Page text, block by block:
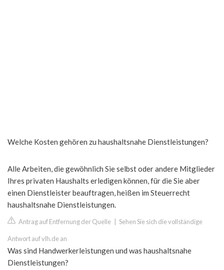
Welche Kosten gehören zu haushaltsnahe Dienstleistungen?
Alle Arbeiten, die gewöhnlich Sie selbst oder andere Mitglieder
Ihres privaten Haushalts erledigen können, für die Sie aber
einen Dienstleister beauftragen, heißen im Steuerrecht
haushaltsnahe Dienstleistungen.
Antrag auf Entfernung der Quelle Sehen Sie sich die vollständige
Antwort auf vlh.de an
Was sind Handwerkerleistungen und was haushaltsnahe
Dienstleistungen?